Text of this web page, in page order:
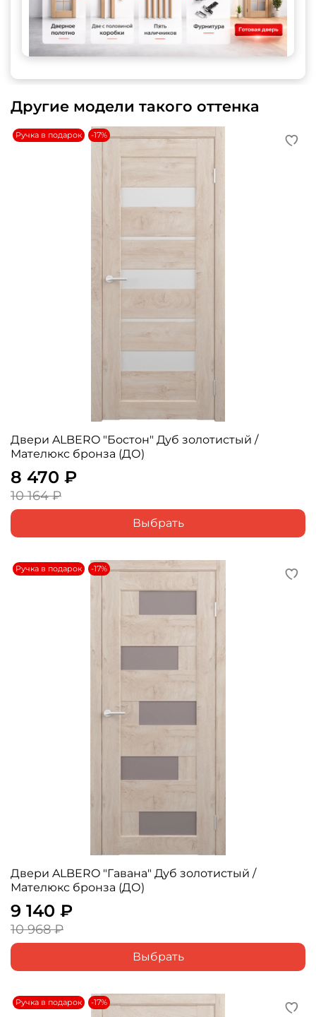
Другие модели такого оттенка
Ручка в подарок -17%
Двери ALBERO "Бостон" Дуб золотистый /
Мателюкс бронза (ДО)
8 470 ₽
10 164 ₽
Выбрать
Ручка в подарок -17%
Двери ALBERO "Гавана" Дуб золотистый /
Мателюкс бронза (ДО)
9 140 ₽
10 968 ₽
Выбрать
Ручка в подарок -17%